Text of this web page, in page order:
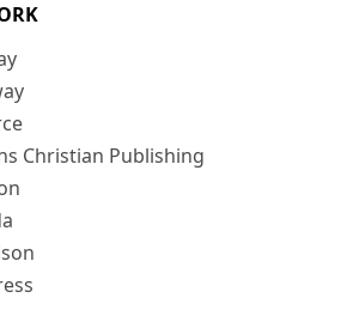
Christian Publishing